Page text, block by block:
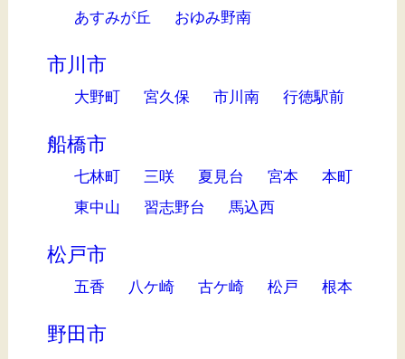
あすみが丘 おゆみ野南
市川市
大野町 宮久保 市川南 行徳駅前
船橋市
七林町 三咲 夏見台 宮本
本町
東中山
習志野台 馬込西
松戸市
五香 八ケ崎 古ケ崎 松戸 根本
野田市